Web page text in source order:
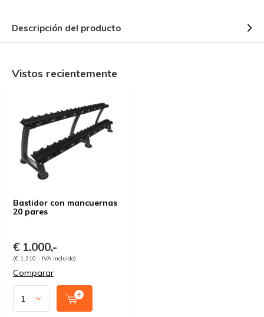
Descripción del producto
Vistos recientemente
Bastidor con mancuernas
20 pares
€ 1.000,-
(€ 1.210,- IVA incluido)
Comparar